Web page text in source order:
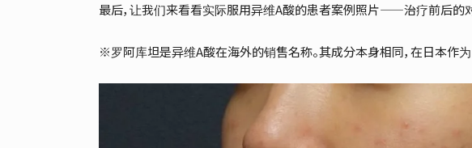
最后，让我们来看看实际服用异维A酸的患者案例照片——治疗前后的
※罗阿库坦是异维A酸在海外的销售名称。其成分本身相同，在日本作